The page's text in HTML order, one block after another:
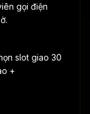
gọi điện
slot giao 30
+